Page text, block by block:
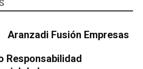
Aranzadi Fusión Empresas
Responsabilidad